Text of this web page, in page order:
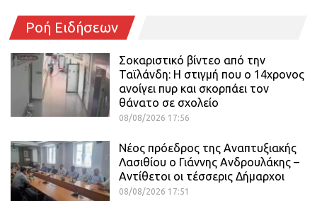
Ροή Ειδήσεων
Σοκαριστικό βίντεο από την
Ταϊλάνδη: Η στιγμή που ο 14χρονος
ανοίγει πυρ και σκορπάει τον
θάνατο σε σχολείο
08/08/2026 17:56
Νέος πρόεδρος της Αναπτυξιακής
Λασιθίου ο Γιάννης Ανδρουλάκης –
Αντίθετοι οι τέσσερις Δήμαρχοι
08/08/2026 17:51